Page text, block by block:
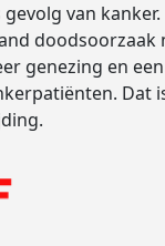
van
doodsoorzaak
genezing en
Dat